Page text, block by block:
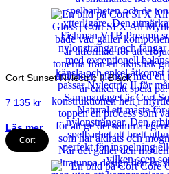
Cort Sunset Nylectric II Black
7 135 kr
Läs mer
Cort